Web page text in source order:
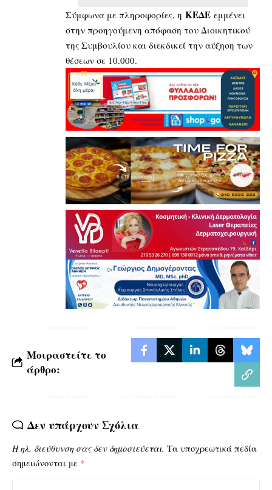
Σύμφωνα με πληροφορίες, η ΚΕΔΕ εμμένει
στην προηγούμενη απόφαση του Διοικητικού
της Συμβουλίου και διεκδικεί την αύξηση των
θέσεων σε 10.000.
Μοιραστείτε το
άρθρο:
Δεν υπάρχουν Σχόλια
Η ηλ. διεύθυνση σας δεν δημοσιεύεται. Τα υποχρεωτικά πεδία
σημειώνονται με *